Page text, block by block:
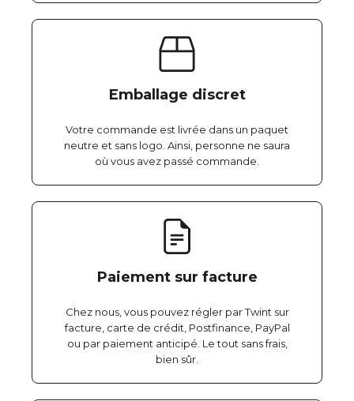
Emballage discret
Votre commande est livrée dans un paquet
neutre et sans logo. Ainsi, personne ne saura
où vous avez passé commande.
Paiement sur facture
Chez nous, vous pouvez régler par Twint sur
facture, carte de crédit, Postfinance, PayPal
ou par paiement anticipé. Le tout sans frais,
bien sûr.